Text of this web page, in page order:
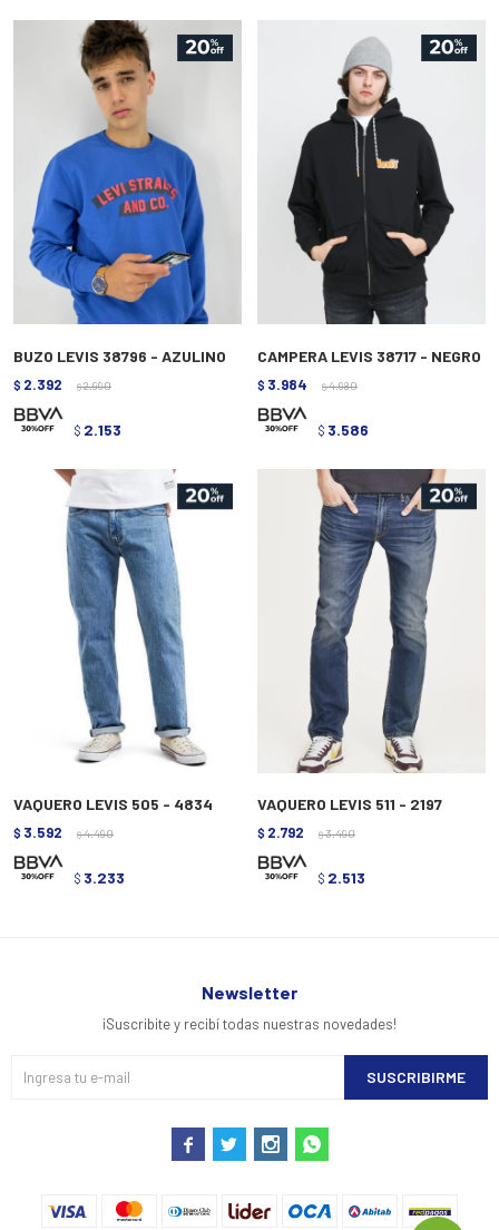
BUZO LEVIS 38796 - AZULINO
$ 2.392 $ 2.990
$ 2.153
CAMPERA LEVIS 38717 - NEGRO
$ 3.984 $ 4.980
$ 3.586
VAQUERO LEVIS 505 - 4834
$ 3.592 $ 4.490
$ 3.233
VAQUERO LEVIS 511 - 2197
$ 2.792 $ 3.490
$ 2.513
Newsletter
¡Suscribite y recibí todas nuestras novedades!
SUSCRIBIRME
   